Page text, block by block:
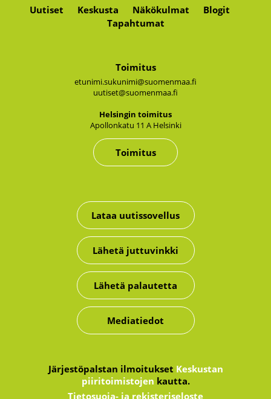
Uutiset Keskusta Näkökulmat
Blogit
Tapahtumat
Toimitus
etunimi.sukunimi@suomenmaa.fi
uutiset@suomenmaa.fi
Hel­sin­gin toi­mi­tus
Apol­lon­ka­tu 11 A Hel­sin­ki
Toimitus
Lataa uutissovellus
Lähetä juttuvinkki
Lähetä palautetta
Mediatiedot
Järjestöpalstan ilmoitukset Keskustan
piiritoimistojen kautta.
Tietosuoja- ja rekisteriseloste